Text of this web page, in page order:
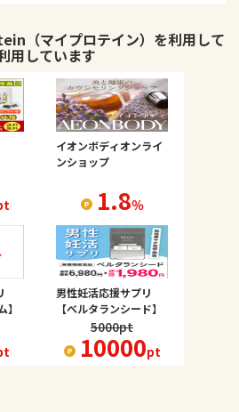
（マイプロテイン） を利用して
用しています
イオンボディオンライ
ンショップ
1.8％
男性妊活応援サプリ
【ベルタランシード】
5000pt
10000pt